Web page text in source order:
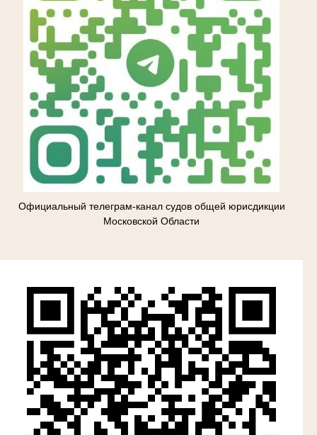
Официальный телеграм-канал судов общей юрисдикции
Московской Области